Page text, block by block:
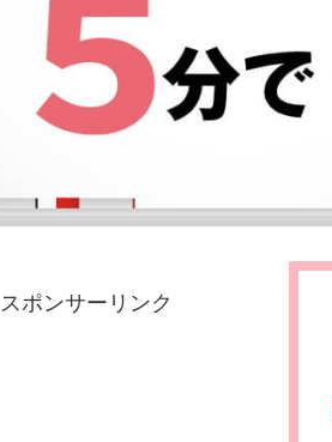
スポンサーリンク